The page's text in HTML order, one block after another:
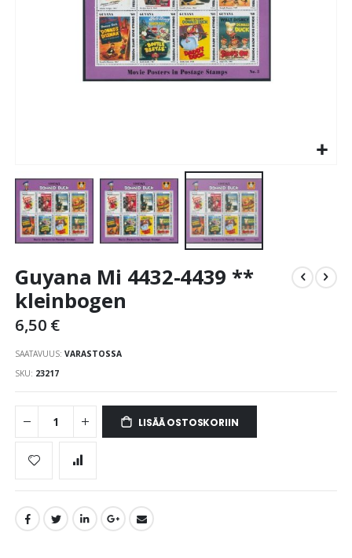
to
the
beginning
of
images
gallery
Guyana Mi 4432-4439 **
kleinbogen
6,50 €
SAATAVUUS: VARASTOSSA
SKU 23217
LISÄÄ OSTOSKORIIN